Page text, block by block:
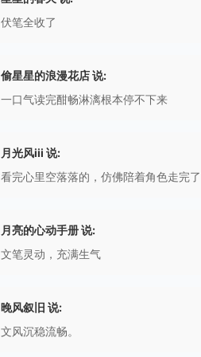
伏笔全收了
偷星星的浪漫花店 说:
一口气读完酣畅淋漓根本停不下来
月光风iii 说:
看完心里空落落的，仿佛陪着角色走完
月亮的心动手册 说:
文笔灵动，充满生气
晚风叙旧 说:
文风沉稳流畅。